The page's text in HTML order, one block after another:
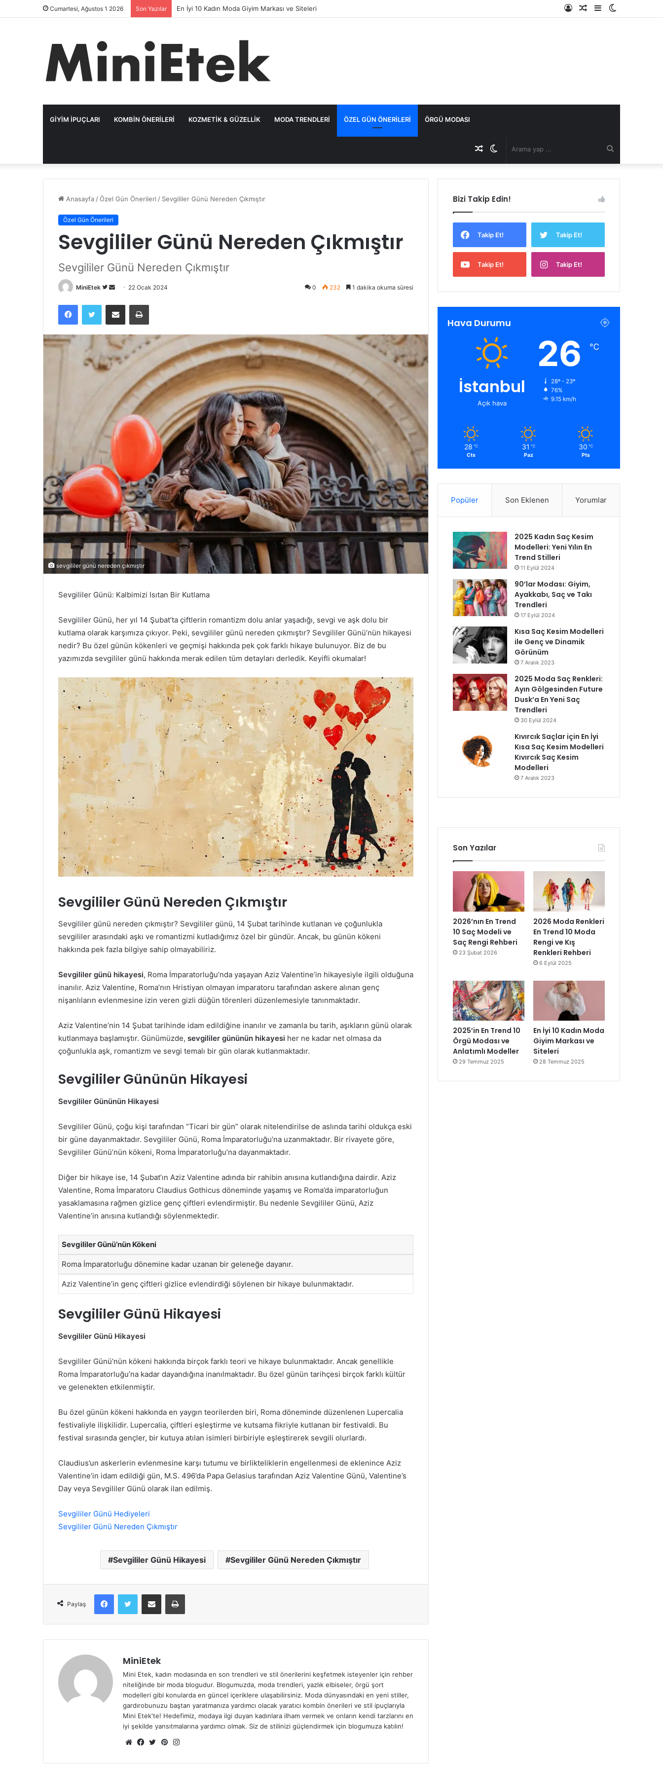
Cumartesi, Ağustos 1 2026 Son Yazılar 2025 İçin En Şık 8 Plaj Kombini Kadın Modasında Zirvede
Kenar
Rastgele
Kayıt
GIYIM İPUÇLARI KOMBIN ÖNERILERI KOZMETIK & GÜZELLIK MODA TRENDLERI ÖZEL GÜN ÖNERILERI ÖRGÜ MODASI
yap
görünümü
Rastgele
Makale
Anasayfa /Özel Gün Önerileri / Sevgililer Günü Nereden Çıkmıştır
Özel Gün Önerileri
Sevgililer Günü Nereden Çıkmıştır
Sevgililer Günü Nereden Çıkmıştır
MiniEtek
Twitter'da
edin
Bir
posta
göndermek
22 Ocak 2024 0 232 1 dakika okuma süresi
FacebookTwitter E-Posta ile paylaş Yazdır
sevgililer günü nereden çıkmıştır
Sevgililer Günü: Kalbimizi Isıtan Bir Kutlama
Sevgililer Günü, her yıl 14 Şubat’ta çiftlerin romantizm dolu anlar yaşadığı, sevgi ve aşk dolu bir
kutlama olarak karşımıza çıkıyor. Peki, sevgililer günü nereden çıkmıştır? Sevgililer Günü’nün hikayesi
nedir? Bu özel günün kökenleri ve geçmişi hakkında pek çok farklı hikaye bulunuyor. Biz de bu
yazımızda sevgililer günü hakkında merak edilen tüm detayları derledik. Keyifli okumalar!
Sevgililer Günü Nereden Çıkmıştır
Sevgililer günü nereden çıkmıştır? Sevgililer günü, 14 Şubat tarihinde kutlanan ve çoğunlukla
sevgililer arasındaki aşkı ve romantizmi kutladığımız özel bir gündür. Ancak, bu günün kökeni
hakkında pek fazla bilgiye sahip olmayabiliriz.
Sevgililer günü hikayesi, Roma İmparatorluğu’nda yaşayan Aziz Valentine’in hikayesiyle ilgili olduğuna
inanılır. Aziz Valentine, Roma’nın Hristiyan olmayan imparatoru tarafından askere alınan genç
nişanlıların evlenmesine izin veren gizli düğün törenleri düzenlemesiyle tanınmaktadır.
Aziz Valentine’nin 14 Şubat tarihinde idam edildiğine inanılır ve zamanla bu tarih, aşıkların günü olarak
kutlanmaya başlamıştır. Günümüzde, sevgililer gününün hikayesi her ne kadar net olmasa da
çoğunlukla aşk, romantizm ve sevgi temalı bir gün olarak kutlanmaktadır.
Sevgililer Gününün Hikayesi
Sevgililer Gününün Hikayesi
Sevgililer Günü, çoğu kişi tarafından “Ticari bir gün” olarak nitelendirilse de aslında tarihi oldukça eski
bir güne dayanmaktadır. Sevgililer Günü, Roma İmparatorluğu’na uzanmaktadır. Bir rivayete göre,
Sevgililer Günü’nün kökeni, Roma İmparatorluğu’na dayanmaktadır.
Diğer bir hikaye ise, 14 Şubat’ın Aziz Valentine adında bir rahibin anısına kutlandığına dairdir. Aziz
Valentine, Roma İmparatoru Claudius Gothicus döneminde yaşamış ve Roma’da imparatorluğun
yasaklamasına rağmen gizlice genç çiftleri evlendirmiştir. Bu nedenle Sevgililer Günü, Aziz
Valentine’in anısına kutlandığı söylenmektedir.
Sevgililer Günü’nün Kökeni
Roma İmparatorluğu dönemine kadar uzanan bir geleneğe dayanır.
Aziz Valentine’in genç çiftleri gizlice evlendirdiği söylenen bir hikaye bulunmaktadır.
Sevgililer Günü Hikayesi
Sevgililer Günü Hikayesi
Sevgililer Günü’nün kökeni hakkında birçok farklı teori ve hikaye bulunmaktadır. Ancak genellikle
Roma İmparatorluğu’na kadar dayandığına inanılmaktadır. Bu özel günün tarihçesi birçok farklı kültür
ve gelenekten etkilenmiştir.
Bu özel günün kökeni hakkında en yaygın teorilerden biri, Roma döneminde düzenlenen Lupercalia
festivaliyle ilişkilidir. Lupercalia, çiftleri eşleştirme ve kutsama fikriyle kutlanan bir festivaldi. Bu
festival sırasında gençler, bir kutuya atılan isimleri birbiriyle eşleştirerek sevgili olurlardı.
Claudius’un askerlerin evlenmesine karşı tutumu ve birlikteliklerin engellenmesi de eklenince Aziz
Valentine’in idam edildiği gün, M.S. 496’da Papa Gelasius tarafından Aziz Valentine Günü, Valentine’s
Day veya Sevgililer Günü olarak ilan edilmiş.
Sevgililer Günü Hediyeleri
Sevgililer Günü Nereden Çıkmıştır
Sevgililer Günü Hikayesi Sevgililer Günü Nereden Çıkmıştır
Paylaş
FacebookTwitter E-Posta ile paylaş Yazdır
MiniEtek
Mini Etek, kadın modasında en son trendleri ve stil önerilerini keşfetmek isteyenler için rehber
niteliğinde bir moda blogudur. Blogumuzda, moda trendleri, yazlık elbiseler, örgü şort
modelleri gibi konularda en güncel içeriklere ulaşabilirsiniz. Moda dünyasındaki en yeni stiller,
gardırobunuzu baştan yaratmanıza yardımcı olacak yaratıcı kombin önerileri ve stil ipuçlarıyla
Mini Etek'te! Hedefimiz, modaya ilgi duyan kadınlara ilham vermek ve onların kendi tarzlarını en
iyi şekilde yansıtmalarına yardımcı olmak. Siz de stilinizi güçlendirmek için blogumuza katılın!
Web Facebook
TwitterPinterest
Bizi Takip Edin!
Takip Et! Takip Et!
Takip Et! Takip Et!
Hava Durumu
İstanbul
Açık hava
26 ℃
28º - 23º
76%
9.15 km/h
28 ℃
Cts
31 ℃
Paz
30 ℃
Pts
Popüler Son Eklenen Yorumlar
2025 Kadın Saç Kesim
Modelleri: Yeni Yılın En
Trend Stilleri
11 Eylül 2024
90’lar Modası: Giyim,
Ayakkabı, Saç ve Takı
Trendleri
17 Eylül 2024
Kısa Saç Kesim Modelleri
ile Genç ve Dinamik
Görünüm
7 Aralık 2023
2025 Moda Saç Renkleri:
Ayın Gölgesinden Future
Dusk’a En Yeni Saç
Trendleri
30 Eylül 2024
Kıvırcık Saçlar için En İyi
Kısa Saç Kesim Modelleri
Kıvırcık Saç Kesim
Modelleri
7 Aralık 2023
Son Yazılar
2026’nın En Trend
10 Saç Modeli ve
Saç Rengi Rehberi
23 Şubat 2026
2026 Moda Renkleri
En Trend 10 Moda
Rengi ve Kış
Renkleri Rehberi
6 Eylül 2025
2025’in En Trend 10
Örgü Modası ve
Anlatımlı Modeller
29 Temmuz 2025
En İyi 10 Kadın Moda
Giyim Markası ve
Siteleri
28 Temmuz 2025